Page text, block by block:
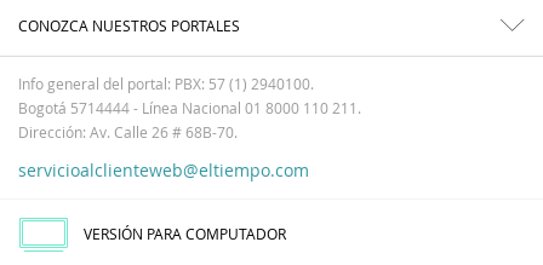
CONOZCA NUESTROS PORTALES
Info general del portal: PBX: 57 (1) 2940100.
Bogotá 5714444 - Línea Nacional 01 8000 110 211.
Dirección: Av. Calle 26 # 68B-70.
servicioalclienteweb@eltiempo.com
VERSIÓN PARA COMPUTADOR